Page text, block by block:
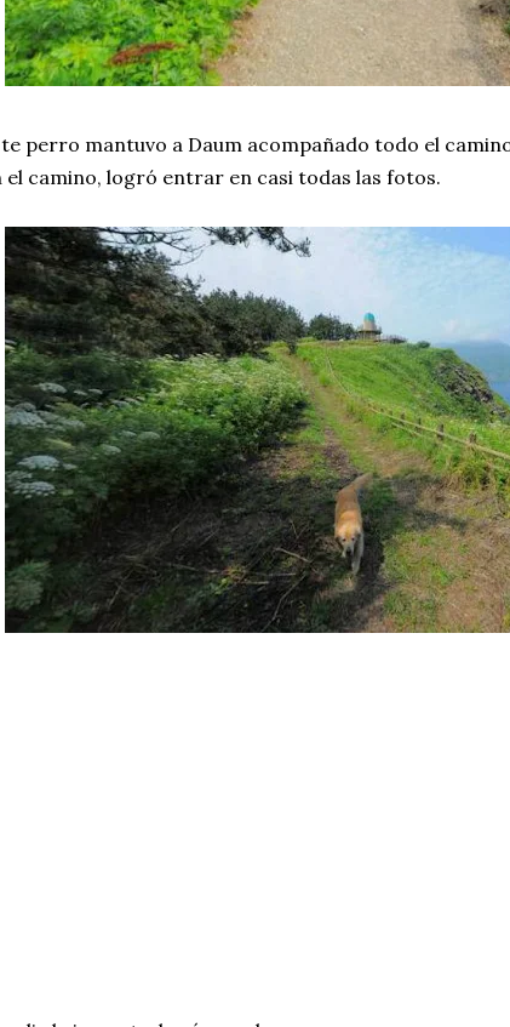
perro mantuvo a Daum acompañado todo el
el camino, logró entrar en casi todas las fotos.